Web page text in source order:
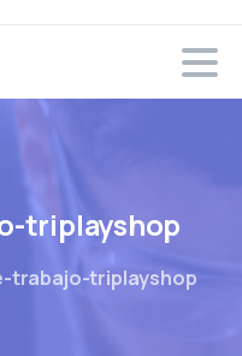
triplayshop
trabajo-triplayshop